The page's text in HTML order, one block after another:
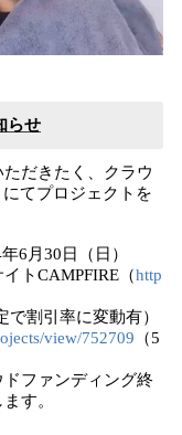
らせ
だきたく、クラウ
てプロジェクトを
6月30日（日）
トCAMPFIRE（http
割引率に変動有）
view/752709 （5
ファンディング終
す。